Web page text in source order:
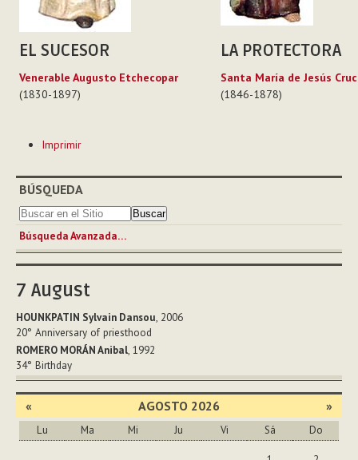
EL SUCESOR
Venerable Augusto Etchecopar
(1830-1897)
LA PROTECTORA
Santa María de Jesús
(1846-1878)
de
Imprimir
BÚSQUEDA
Búsqueda Avanzada…
7 August
HOUNKPATIN Sylvain Dansou, 2006
20° Anniversary of priesthood
ROMERO MORÁN Anibal, 1992
34° Birthday
« AGOSTO 2026 »
Lu Ma Mi Ju Vi Sá Do